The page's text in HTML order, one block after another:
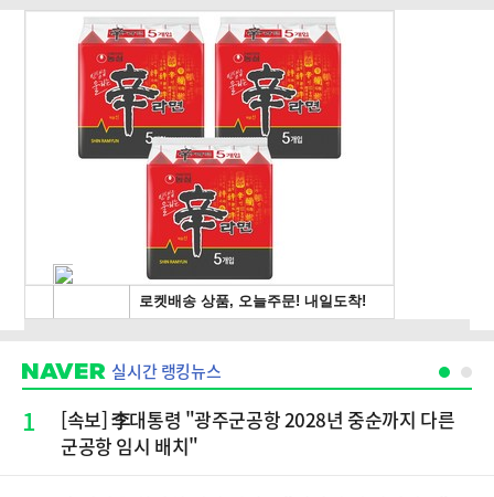
실시간 랭킹뉴스
1
[속보] 李대통령 "광주군공항 2028년 중순까지 다른
군공항 임시 배치"